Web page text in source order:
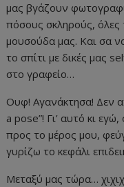
μας βγάζουν
πόσους σκληρούς, όλες
μουσούδα μας. Και σα
το σπίτι με δικές μας
στο γραφείο…
Ουφ! Αγανάκτησα! Δεν
a pose”! Γι’ αυτό κι
προς το μέρος μου,
γυρίζω το κεφάλι
Μεταξύ μας τώρα…